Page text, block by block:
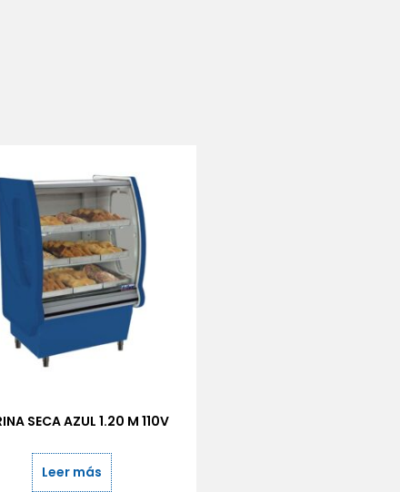
SECA AZUL 1.20 M 110V
Leer más